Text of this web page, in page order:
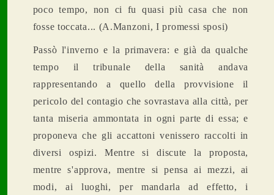
poco tempo, non ci fu quasi più casa che non
fosse toccata... (A.Manzoni, I promessi sposi)
Passò l'inverno e la primavera: e già da qualche
tempo il tribunale della sanità andava
rappresentando a quello della provvisione il
pericolo del contagio che sovrastava alla città, per
tanta miseria ammontata in ogni parte di essa; e
proponeva che gli accattoni venissero raccolti in
diversi ospizi. Mentre si discute la proposta,
mentre s'approva, mentre si pensa ai mezzi, ai
modi, ai luoghi, per mandarla ad effetto, i